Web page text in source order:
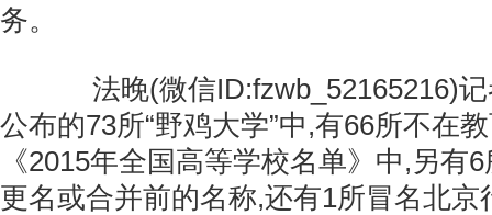
务。
法晚(微信ID:fzwb_52165216)记
公布的73所“野鸡大学”中,有66所不在
《2015年全国高等学校名单》中,另有
更名或合并前的名称,还有1所冒名北京